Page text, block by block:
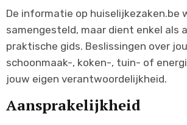
De informatie op huiselijkezaken.be
samengesteld, maar dient enkel als
praktische gids. Beslissingen over
schoonmaak-, koken-, tuin- of
jouw eigen verantwoordelijkheid.
Aansprakelijkheid